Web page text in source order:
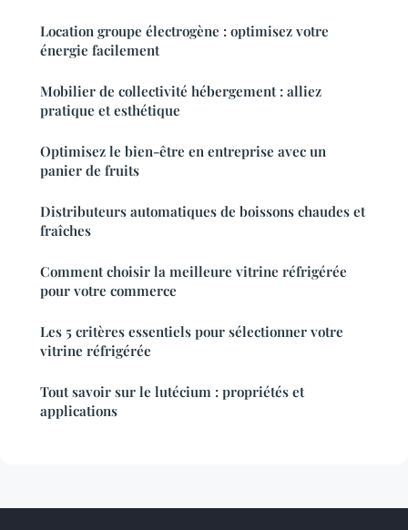
Location groupe électrogène : optimisez votre
énergie facilement
Mobilier de collectivité hébergement : alliez
pratique et esthétique
Optimisez le bien-être en entreprise avec un
panier de fruits
Distributeurs automatiques de boissons chaudes et
fraîches
Comment choisir la meilleure vitrine réfrigérée
pour votre commerce
Les 5 critères essentiels pour sélectionner votre
vitrine réfrigérée
Tout savoir sur le lutécium : propriétés et
applications